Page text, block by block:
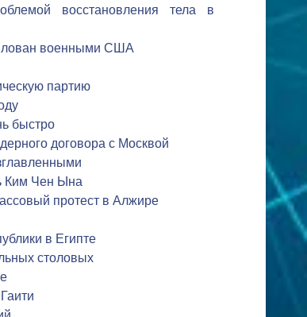
восстановления тела в
военными США
партию
быстро
договора с Москвой
Ким Чен Ына
протест в Алжире
в Египте
столовых